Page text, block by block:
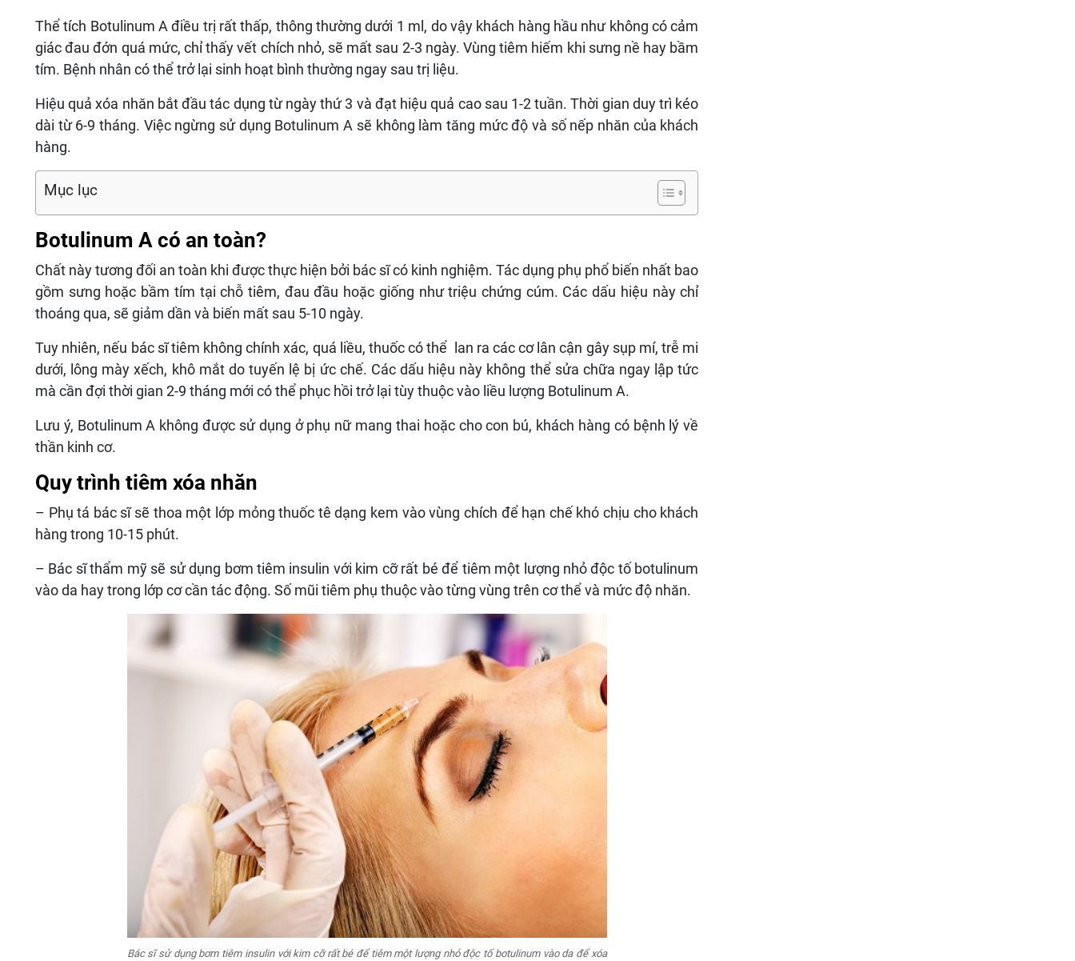
Thể tích Botulinum A điều trị rất thấp, thông thường dưới 1 ml, do vậy khách hàng hầu như không có cảm
giác đau đớn quá mức, chỉ thấy vết chích nhỏ, sẽ mất sau 2-3 ngày. Vùng tiêm hiếm khi sưng nề hay bầm
tím. Bệnh nhân có thể trở lại sinh hoạt bình thường ngay sau trị liệu.
Hiệu quả xóa nhăn bắt đầu tác dụng từ ngày thứ 3 và đạt hiệu quả cao sau 1-2 tuần. Thời gian duy trì kéo
dài từ 6-9 tháng. Việc ngừng sử dụng Botulinum A sẽ không làm tăng mức độ và số nếp nhăn của khách
hàng.
Mục lục
Botulinum A có an toàn?
Chất này tương đối an toàn khi được thực hiện bởi bác sĩ có kinh nghiệm. Tác dụng phụ phổ biến nhất bao
gồm sưng hoặc bầm tím tại chỗ tiêm, đau đầu hoặc giống như triệu chứng cúm. Các dấu hiệu này chỉ
thoáng qua, sẽ giảm dần và biến mất sau 5-10 ngày.
Tuy nhiên, nếu bác sĩ tiêm không chính xác, quá liều, thuốc có thể lan ra các cơ lân cận gây sụp mí, trễ mi
dưới, lông mày xếch, khô mắt do tuyến lệ bị ức chế. Các dấu hiệu này không thể sửa chữa ngay lập tức
mà cần đợi thời gian 2-9 tháng mới có thể phục hồi trở lại tùy thuộc vào liều lượng Botulinum A.
Lưu ý, Botulinum A không được sử dụng ở phụ nữ mang thai hoặc cho con bú, khách hàng có bệnh lý về
thần kinh cơ.
Quy trình tiêm xóa nhăn
– Phụ tá bác sĩ sẽ thoa một lớp mỏng thuốc tê dạng kem vào vùng chích để hạn chế khó chịu cho khách
hàng trong 10-15 phút.
– Bác sĩ thẩm mỹ sẽ sử dụng bơm tiêm insulin với kim cỡ rất bé để tiêm một lượng nhỏ độc tố botulinum
vào da hay trong lớp cơ cần tác động. Số mũi tiêm phụ thuộc vào từng vùng trên cơ thể và mức độ nhăn.
Bác sĩ sử dụng bơm tiêm insulin với kim cỡ rất bé để tiêm một lượng nhỏ độc tố botulinum vào da để xóa